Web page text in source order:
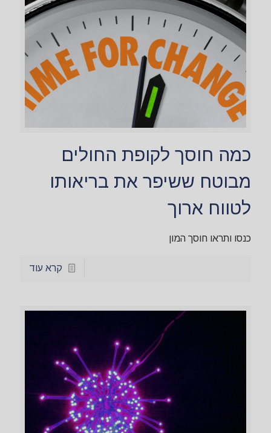
כמה חוסך לקופת החולים
מבוטח ששיפר את בריאותו
לטווח ארוך
כנסו ותראו חוסך המון
קרא עוד